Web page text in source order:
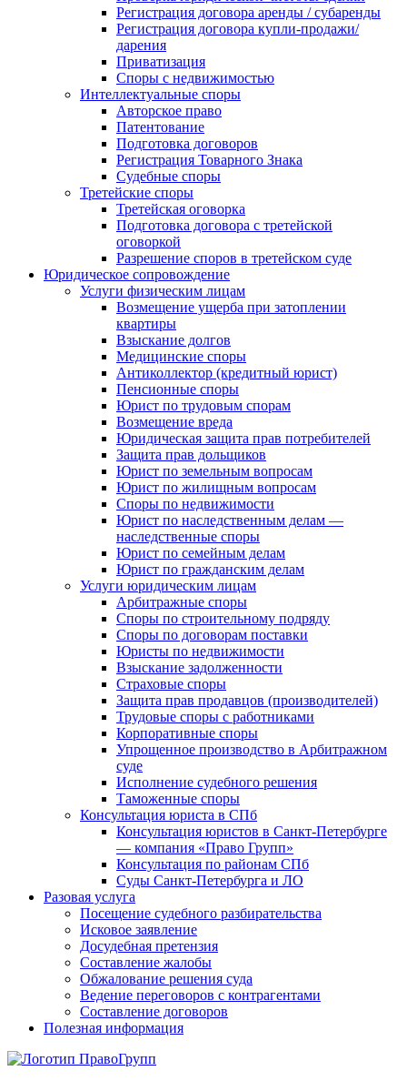
Регистрация договора аренды / субаренды
Регистрация договора купли-продажи/
дарения
Приватизация
Cпоры с недвижимостью
Интеллектуальные споры
Авторское право
Патентование
Подготовка договоров
Регистрация Товарного Знака
Судебные споры
Третейские споры
Третейская оговорка
Подготовка договора с третейской
оговоркой
Разрешение споров в третейском суде
Юридическое сопровождение
Услуги физическим лицам
Возмещение ущерба при затоплении
квартиры
Взыскание долгов
Медицинские споры
Антиколлектор (кредитный юрист)
Пенсионные споры
Юрист по трудовым спорам
Возмещение вреда
Юридическая защита прав потребителей
Защита прав дольщиков
Юрист по земельным вопросам
Юрист по жилищным вопросам
Споры по недвижимости
Юрист по наследственным делам —
наследственные споры
Юрист по семейным делам
Юрист по гражданским делам
Услуги юридическим лицам
Арбитражные споры
Споры по строительному подряду
Споры по договорам поставки
Юристы по недвижимости
Взыскание задолженности
Страховые споры
Защита прав продавцов (производителей)
Трудовые споры с работниками
Корпоративные споры
Упрощенное производство в Арбитражном
суде
Исполнение судебного решения
Таможенные споры
Консультация юриста в СПб
Консультация юристов в Санкт-Петербурге
— компания «Право Групп»
Консультация по районам СПб
Суды Санкт-Петербурга и ЛО
Разовая услуга
Посещение судебного разбирательства
Исковое заявление
Досудебная претензия
Составление жалобы
Обжалование решения суда
Ведение переговоров с контрагентами
Составление договоров
Полезная информация